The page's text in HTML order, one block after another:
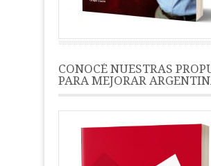
CONOCÉ NUESTRAS
PARA MEJORAR